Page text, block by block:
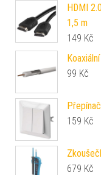
HDMI
1,5 m
149 Kč
99 Kč
159 Kč
679 Kč